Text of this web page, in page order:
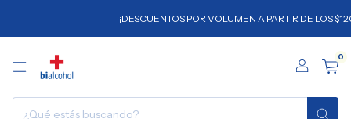
¡DESCUENTOS POR VOLUMEN A PARTIR DE LOS $120.000!
0